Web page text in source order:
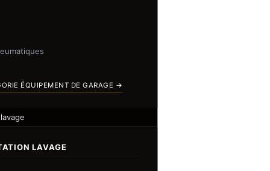
ÉQUIPEMENT DE GARAGE →
LAVAGE